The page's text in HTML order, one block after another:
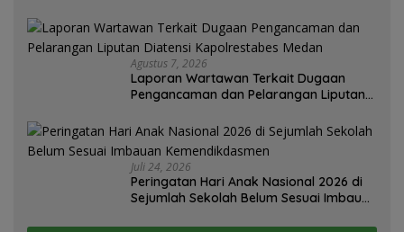
Agustus 7, 2026
Laporan Wartawan Terkait Dugaan
Pengancaman dan Pelarangan Liputan
Juli 24, 2026
Peringatan Hari Anak Nasional 2026 di
Sejumlah Sekolah Belum Sesuai Imbauan